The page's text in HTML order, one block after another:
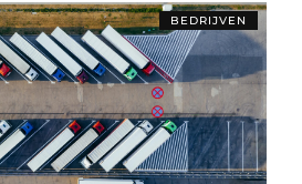
BEDRIJVEN